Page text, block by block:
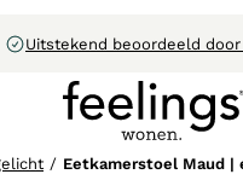
Uitstekend beoordeeld
/ Eetkamerstoel Maud |